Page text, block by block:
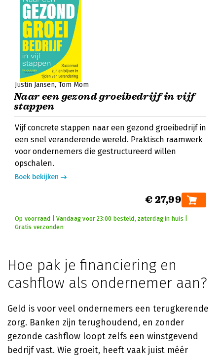
Justin Jansen Tom Mom
Naar een gezond groeibedrijf in vijf
stappen
Vijf concrete stappen naar een gezond groeibedrijf in
een snel veranderende wereld. Praktisch raamwerk
voor ondernemers die gestructureerd willen
opschalen.
Boek bekijken
€ 27,99
Op voorraad | Vandaag voor 23:00 besteld, zaterdag in huis |
Gratis verzonden
Hoe pak je financiering en
cashflow als ondernemer aan?
Geld is voor veel ondernemers een terugkerende
zorg. Banken zijn terughoudend, en zonder
gezonde cashflow loopt zelfs een winstgevend
bedrijf vast. Wie groeit, heeft vaak juist méér